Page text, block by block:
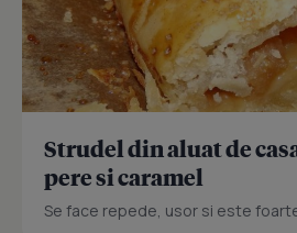
Strudel din aluat de
pere si caramel
Se face repede, usor si este